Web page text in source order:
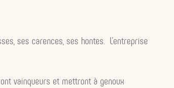
ses carences, ses hontes. L’entreprise
vainqueurs et mettront à genoux